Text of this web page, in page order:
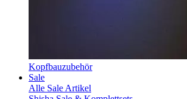
Kopfbauzubehör
Sale
Alle Sale Artikel